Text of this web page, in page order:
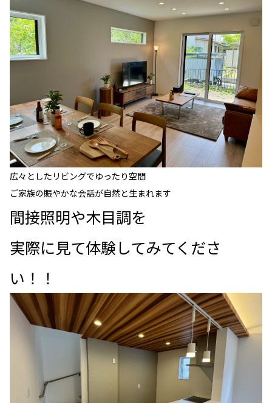
広々としたリビングでゆったり空間
ご家族の賑やかな会話が自然と生まれます
間接照明や木目調を
実際に見て体験してみてくださ
い！！